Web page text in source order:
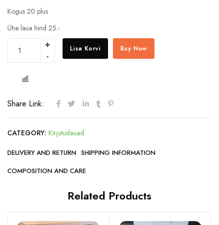
Kogus 20 plus
Ühe laua hind 25.-
Lisa Korvi Buy Now
Share Link:
CATEGORY: Kirjutuslauad
DELIVERY AND RETURN SHIPPING INFORMATION
COMPOSITION AND CARE
Related Products